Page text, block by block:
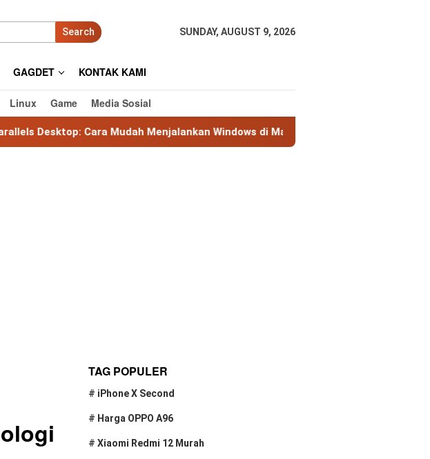
Search SUNDAY, AUGUST 9, 2026
GAGDET KONTAK KAMI
Linux Game Media Sosial
Mudah Menjalankan Windows di Mac Tanpa Restart
TAG POPULER
# iPhone X Second
# Harga OPPO A96
#Xiaomi Redmi 12 Murah